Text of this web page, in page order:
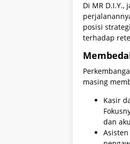
Di MR
posisi
terhadap
masing
Kasir
dan